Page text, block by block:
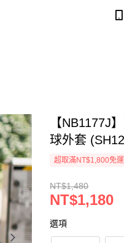
【NB1177J
球外套
超取滿NT$1,800免運
NT$1,480
NT$1,180
選項